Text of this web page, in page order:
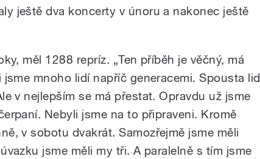
ještě dva koncerty v únoru a nakonec ještě
měl 1288 repríz. „Ten příběh je věčný, má
mnoho lidí napříč generacemi. Spousta
v nejlepším se má přestat. Opravdu už jsme
Nebyli jsme na to připraveni. Kromě
v sobotu dvakrát. Samozřejmě jsme měli
jsme měli my tři. A paralelně s tím jsme